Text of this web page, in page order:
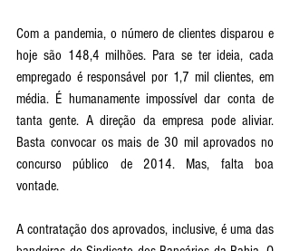
Com a pandemia, o número de clientes disparou e
hoje são 148,4 milhões. Para se ter ideia, cada
empregado é responsável por 1,7 mil clientes, em
média. É humanamente impossível dar conta de
tanta gente. A direção da empresa pode aliviar.
Basta convocar os mais de 30 mil aprovados no
concurso público de 2014. Mas, falta boa
vontade.
A contratação dos aprovados, inclusive, é uma das